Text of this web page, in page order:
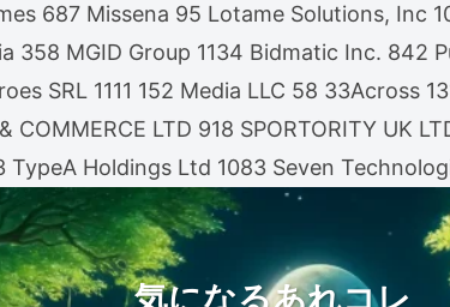
687 Missena 95 Lotame Solutions, Inc
MGID Group 1134 Bidmatic Inc. 842
SRL 1111 152 Media LLC 58 33Across
COMMERCE LTD 918 SPORTORITY UK
Holdings Ltd 1083 Seven